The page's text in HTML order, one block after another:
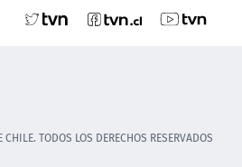
TODOS LOS DERECHOS RESERVADOS